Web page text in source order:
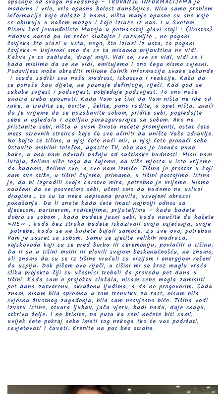
opasnije od svega navedenog – TROVANJE INFORMACIJAMA je
moderna i vrlo, vrlo opasna bolest današnjice. Nisu samo problem
informacije koje dolaze k nama, ništa manje opasne su one koje
se oblikuju u našem mozgu i koje izlaze iz nas. I u Svetom
Pismu kod jevanđeliste Mateja u petnaestoj glavi stoji : (Hristos)
«dozva narod pa im reče: slušajte i razumijte , ne pogani
čovjeka što ulazi u usta, nego, što izlazi iz usta, to pogani
čovjeka.» Uvjereni smo da se ta misaona prljavština ne vidi.
Kakva je to zabluda, dragi moji. Vidi se, sve se vidi, vidi se i
kada mislimo da se ne vidi, emitujemo i ono čega nismo svjesni.
Podsvijest može obraditi milione čulnih informacija svake sekunde
i otuda sadrži svu našu mudrost, iskustva i reakcije. Kažu da
se ponaša kao dijete, ne poznaje definicije, riječi. Kad god se
sukobe svijest i podsvijest, pobjeđuje podsvijest. To ono naše
unutra treba upoznati. Kada Vam se čini da Vam ništa ne ide od
ruke, a trudite se, borite , želite, puno radite, a opet ništa, znači
da je vrijeme da se pozabavite sobom, priđite sebi, pogledajte
sebe u ogledalu i ozbiljno porazgovarajte sa sobom. Ako ne
pristupite sebi, ništa u svom životu nećete promijeniti, ostat ćete
meta otrovnih strelica koje će sve učiniti da unište Vaše zdravlje.
Ne bojte se tišine, u njoj ćete naći mir, u njoj ćete pronaći sebe.
Ostavite mobilni telefon, ugasite TV, oko nas je ionako puno
buke, a ona nam odvlači pažnju od suštinske budnosti. Misli nam
lutaju, želimo više toga da čujemo, na više mjesta u isto vrijeme
da budemo, želimo sve, a sve nam izmiče. Tišina je prostor u koji
nam sve stiže, u tišini čujemo, primamo, u tišini postojimo. Istina
je, da bi izgradili svoje carstvo mira, potrebno je vrijeme. Nismo
naučeni da se posvetimo sebi, učeni smo da budemo na usluzi
drugima… to su ta neka nepisana pravila, usvojeni obrasci
ponašanja. Da li znate kada ćete imati najbolji odnos sa
djetetom, partnerom, roditeljima, prijateljima – kada budete
dobro sa sobom , kada budete jasni sebi, kada naučite da kažete
«NE» , kada bez straha budete iskazivali svoja osjećanja, svoje
potrebe, kada se ne budete bojali samoće. Za sve ovo, potreban
Vam je susret sa sobom. Samo se sjetite velikih mudraca,
vojskovođa koji su se pred borbu ili ceremoniju, povlačili u tišinu.
Da li su u tišini molili ili plovili svojom beskonačnošću, ne znamo,
ali znamo da su se iz tišine vraćali sa vizijom i energijom rešeni
da uspiju. Dok pišem ove riječi, u tišini mi se kroz maglu vraća
slika projekta čiji su učesnici trebali da provedu pet dana u
tišini. Kada sam o projektu slušala, nisam sebe mogla zamisliti
pet dana zatvorenu, okruženu ljudima, a da ne progovorim. Sada
znam, nisam bila spremna u tom trenutku za rast, nisam bila
svjesna životnog zagađenja, bila sam nesvjesno biće. Tišina vodi
izvoru istine, otvara ljubav, jača vjeru, budi nadu, daje snagu,
otkriva želje. I ne brinite, na putu ka sebi nećete biti sami,
uvijek ćete pokraj sebe imati tog nekoga tko će vas podržati,
savjetovati i čuvati. Krenite na put bez straha.